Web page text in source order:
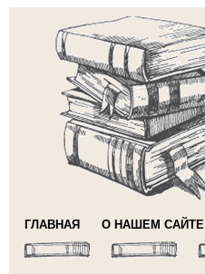
ГЛАВНАЯ О НАШЕМ САЙТЕ